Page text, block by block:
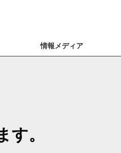
情報メディア
。